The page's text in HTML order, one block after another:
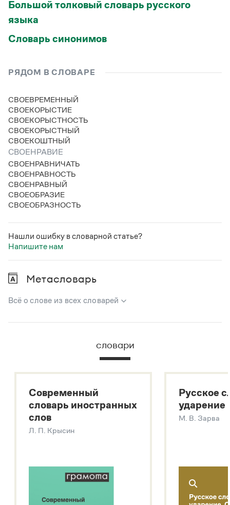
Статьи
Интервью
Лекции и подкасты
Рекомендуем
Правила русского языка: от азов до тонкостей
Интерактивные упражнения: от простого к сложному
Скороговорки
Издательство
Словари
Научпоп
Все книги
Большой толковый словарь русского
языка
Словарь синонимов
РЯДОМ В СЛОВАРЕ
СВОЕВРЕМЕННЫЙ
СВОЕКОРЫСТИЕ
СВОЕКОРЫСТНОСТЬ
СВОЕКОРЫСТНЫЙ
СВОЕКОШТНЫЙ
СВОЕНРАВИЕ
СВОЕНРАВНИЧАТЬ
СВОЕНРАВНОСТЬ
СВОЕНРАВНЫЙ
СВОЕОБРАЗИЕ
СВОЕОБРАЗНОСТЬ
Нашли ошибку в словарной статье?
Напишите нам
Метасловарь
Всё о слове из всех словарей
В метасловаре Грамоты в удобном виде собрана вся
Русский орфографический словарь
Большой толковый словарь русских глаголов
Современный словарь иностранных слов
Звук – технология синтеза платформы
SaluteSpeech
словари
Современный
словарь иностранных
слов
Л. П. Крысин
Русское
ударение
М. В. Зарва